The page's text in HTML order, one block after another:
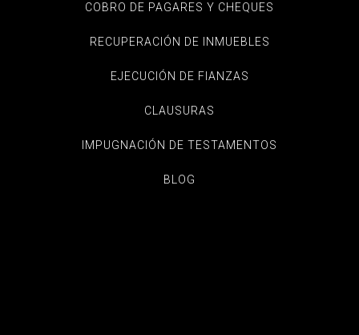
COBRO DE PAGARES Y CHEQUES
RECUPERACIÓN DE INMUEBLES
EJECUCIÓN DE FIANZAS
CLAUSURAS
IMPUGNACIÓN DE TESTAMENTOS
BLOG